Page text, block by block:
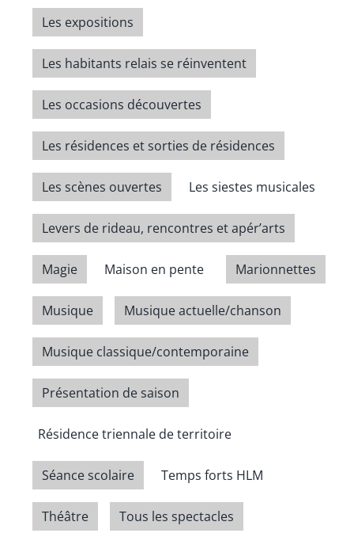
Les expositions
Les habitants relais se réinventent
Les occasions découvertes
Les résidences et sorties de résidences
Les scènes ouvertes Les siestes musicales
Levers de rideau, rencontres et apér’arts
Magie Maison en pente Marionnettes
Musique Musique actuelle/chanson
Musique classique/contemporaine
Présentation de saison
Résidence triennale de territoire
Séance scolaire Temps forts HLM
Théâtre Tous les spectacles